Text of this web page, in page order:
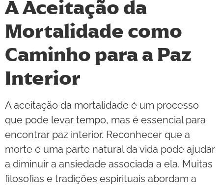
A Aceitação da
Mortalidade como
Caminho para a Paz
Interior
A aceitação da mortalidade é um processo
que pode levar tempo, mas é essencial para
encontrar paz interior. Reconhecer que a
morte é uma parte natural da vida pode ajudar
a diminuir a ansiedade associada a ela. Muitas
filosofias e tradições espirituais abordam a